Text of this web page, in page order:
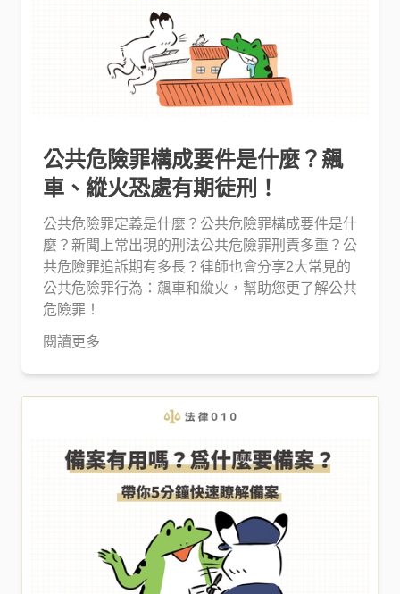
公共危險罪構成要件是什麼？飆
車、縱火恐處有期徒刑！
公共危險罪定義是什麼？公共危險罪構成要件是什
麼？新聞上常出現的刑法公共危險罪刑責多重？公
共危險罪追訴期有多長？律師也會分享2大常見的
公共危險罪行為：飆車和縱火，幫助您更了解公共
危險罪！
閱讀更多